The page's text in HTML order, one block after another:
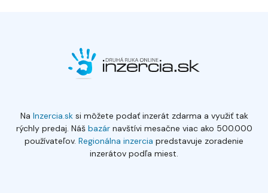
Na Inzercia.sksi môžete podať inzerát zdarma a využiť tak
rýchly predaj. Náš bazárnavštívi mesačne viac ako 500.000
používateľov. Regionálna inzercia predstavuje zoradenie
inzerátov podľa miest.